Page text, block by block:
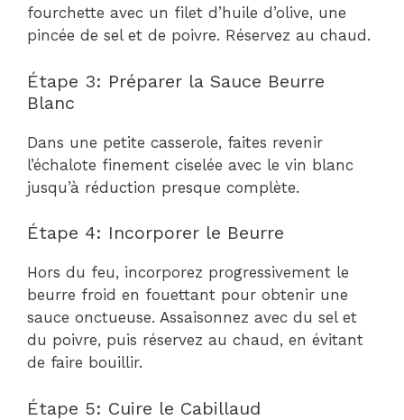
fourchette avec un filet d’huile d’olive, une
pincée de sel et de poivre. Réservez au chaud.
Étape 3: Préparer la Sauce Beurre
Blanc
Dans une petite casserole, faites revenir
l’échalote finement ciselée avec le vin blanc
jusqu’à réduction presque complète.
Étape 4: Incorporer le Beurre
Hors du feu, incorporez progressivement le
beurre froid en fouettant pour obtenir une
sauce onctueuse. Assaisonnez avec du sel et
du poivre, puis réservez au chaud, en évitant
de faire bouillir.
Étape 5: Cuire le Cabillaud